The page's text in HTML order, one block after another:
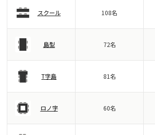
スクール 108名
島型 72名
T字島 81名
ロノ字 60名